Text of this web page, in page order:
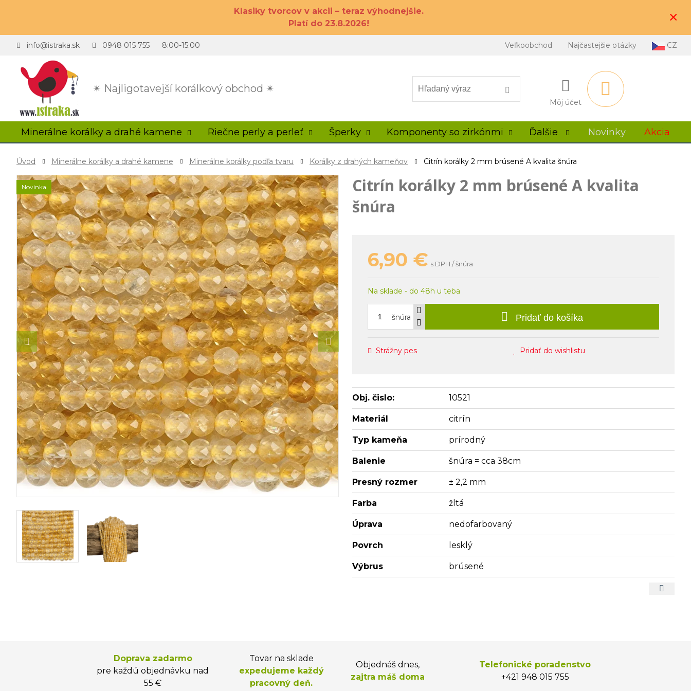
Klasiky tvorcov v akcii – teraz výhodnejšie.
Platí do 23.8.2026!
×
✴ Najligotavejší korálkový obchod ✴
info@istraka.sk 0948 015 755 8:00-15:00 Veľkoobchod Najčastejšie otázky CZ
Môj účet
Minerálne korálky a drahé kamene Riečne perly a perleť Šperky Komponenty so zirkónmi Ďalšie Novinky Akcia
Úvod Minerálne korálky a drahé kamene Minerálne korálky podľa tvaru Korálky z drahých kameňov Citrín korálky 2 mm brúsené A kvalita šnúra
Novinka
Citrín korálky 2 mm brúsené A kvalita
šnúra
6,90 € s DPH / šnúra
Na sklade - do 48h u teba
šnúra Pridať do košíka
Strážny pes Pridať do wishlistu
Obj. čislo: 10521
Materiál citrín
Typ kameňa prírodný
Balenie šnúra = cca 38cm
Presný rozmer ± 2,2 mm
Farba žltá
Úprava nedofarbovaný
Povrch lesklý
Výbrus brúsené
Doprava zadarmo
pre každú objednávku nad
55 €
Tovar na sklade
expedujeme každý
pracovný deň.
Objednáš dnes,
zajtra máš doma
Telefonické poradenstvo
+421 948 015 755